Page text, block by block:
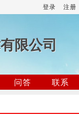
登录 注册
限公司
问答
联系